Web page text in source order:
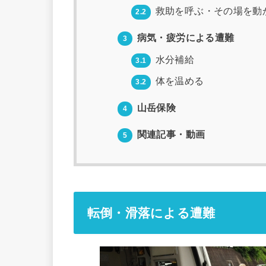
2.2 救助を呼ぶ・その場を動
3 病気・疲労による遭難
3.1 水分補給
3.2 体を温める
4 山岳保険
5 関連記事・動画
転倒・滑落による遭難